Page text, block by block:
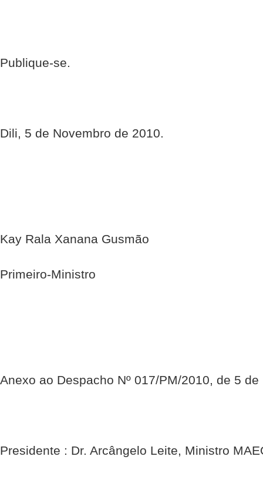
Publique-se.
Dili, 5 de Novembro de 2010.
Kay Rala Xanana Gusmão
Primeiro-Ministro
Anexo ao Despacho Nº 017/PM/2010, de 5
Presidente : Dr. Arcângelo Leite, Ministro